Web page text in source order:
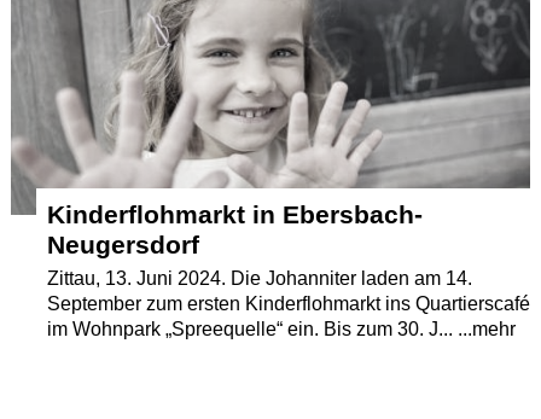
Kinderflohmarkt in Ebersbach-
Neugersdorf
Zittau, 13. Juni 2024. Die Johanniter laden am 14.
September zum ersten Kinderflohmarkt ins Quartierscafé
im Wohnpark „Spreequelle“ ein. Bis zum 30. J... ...mehr